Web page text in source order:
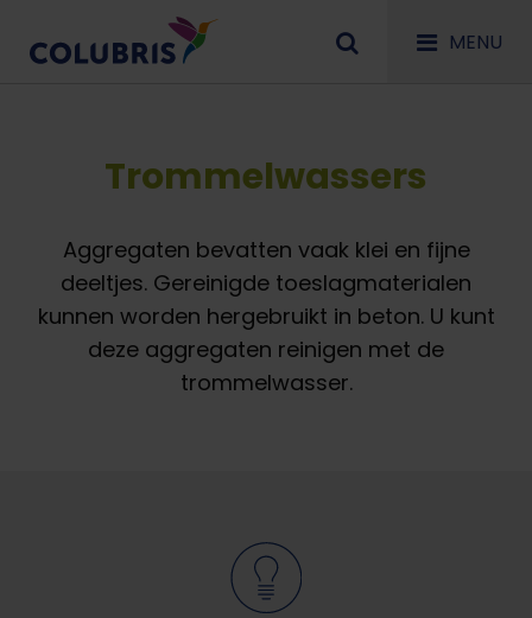
MENU
Trommelwassers
Aggregaten bevatten vaak klei en fijne
deeltjes. Gereinigde toeslagmaterialen
kunnen worden hergebruikt in beton. U kunt
deze aggregaten reinigen met de
trommelwasser.